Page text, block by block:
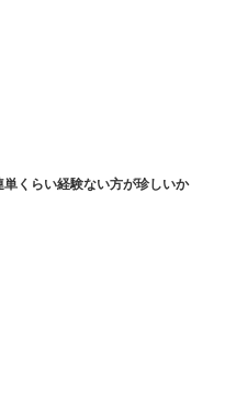
くらい経験ない方が珍しいか